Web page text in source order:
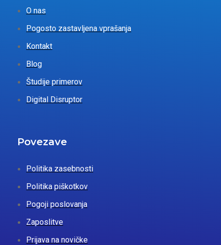
O nas
Pogosto zastavljena vprašanja
Kontakt
Blog
Študije primerov
Digital Disruptor
Povezave
Politika zasebnosti
Politika piškotkov
Pogoji poslovanja
Zaposlitve
Prijava na novičke